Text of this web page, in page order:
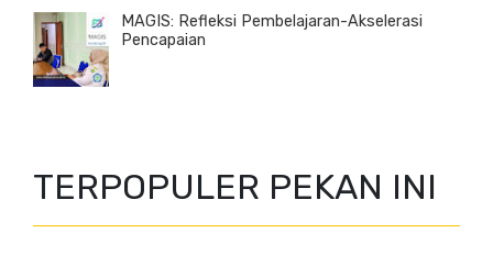
MAGIS: Refleksi Pembelajaran-Akselerasi
Pencapaian
TERPOPULER PEKAN INI